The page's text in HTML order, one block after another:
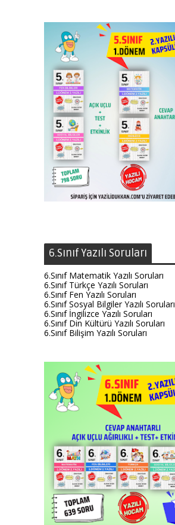
6.Sınıf Yazılı Soruları
6.Sınıf Matematik Yazılı Soruları
6.Sınıf Türkçe Yazılı Soruları
6.Sınıf Fen Yazılı Soruları
6.Sınıf Sosyal Bilgiler Yazılı Soruları
6.Sınıf İngilizce Yazılı Soruları
6.Sınıf Din Kültürü Yazılı Soruları
6.Sınıf Bilişim Yazılı Soruları